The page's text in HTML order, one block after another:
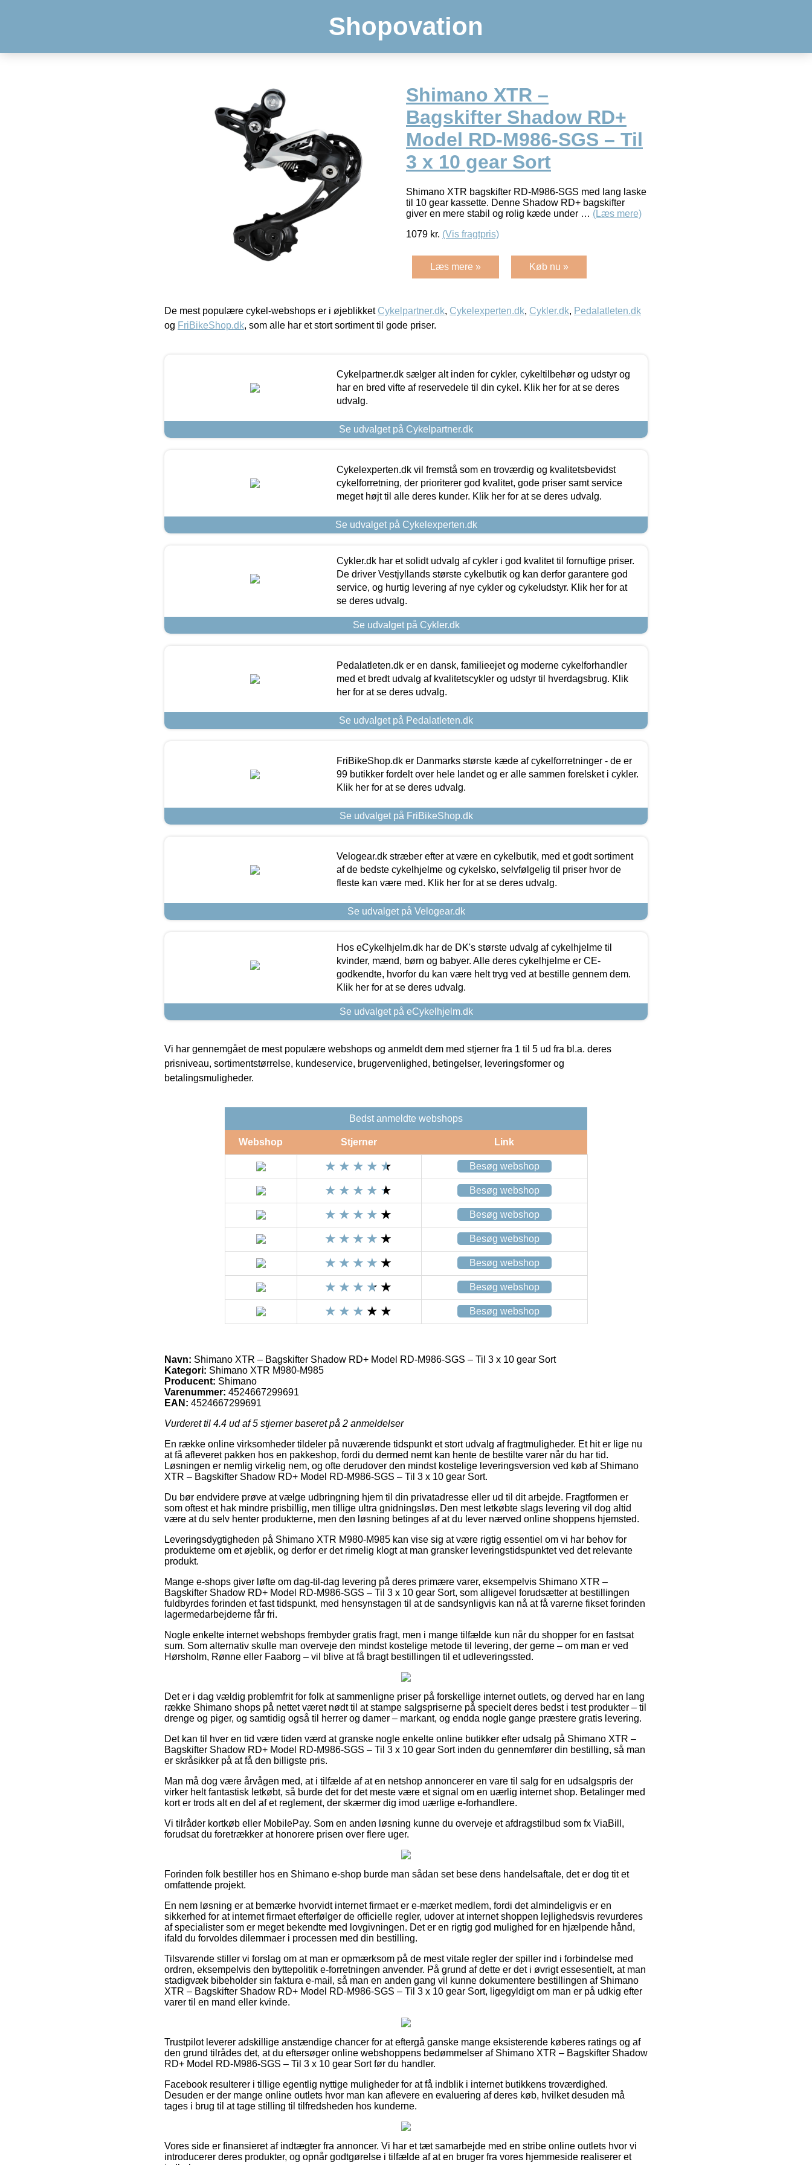
Shopovation
Shimano XTR –
Bagskifter Shadow RD+
Model RD-M986-SGS – Til
3 x 10 gear Sort
Shimano XTR bagskifter RD-M986-SGS med lang laske
til 10 gear kassette. Denne Shadow RD+ bagskifter
giver en mere stabil og rolig kæde under … (Læs mere)
1079 kr. (Vis fragtpris)
Læs mere » Køb nu »
De mest populære cykel-webshops er i øjeblikket Cykelpartner.dk, Cykelexperten.dk, Cykler.dk, Pedalatleten.dk
og FriBikeShop.dk, som alle har et stort sortiment til gode priser.
Cykelpartner.dk sælger alt inden for cykler, cykeltilbehør og udstyr og
har en bred vifte af reservedele til din cykel. Klik her for at se deres
udvalg.
Se udvalget på Cykelpartner.dk
Cykelexperten.dk vil fremstå som en troværdig og kvalitetsbevidst
cykelforretning, der prioriterer god kvalitet, gode priser samt service
meget højt til alle deres kunder. Klik her for at se deres udvalg.
Se udvalget på Cykelexperten.dk
Cykler.dk har et solidt udvalg af cykler i god kvalitet til fornuftige priser.
De driver Vestjyllands største cykelbutik og kan derfor garantere god
service, og hurtig levering af nye cykler og cykeludstyr. Klik her for at
se deres udvalg.
Se udvalget på Cykler.dk
Pedalatleten.dk er en dansk, familieejet og moderne cykelforhandler
med et bredt udvalg af kvalitetscykler og udstyr til hverdagsbrug. Klik
her for at se deres udvalg.
Se udvalget på Pedalatleten.dk
FriBikeShop.dk er Danmarks største kæde af cykelforretninger - de er
99 butikker fordelt over hele landet og er alle sammen forelsket i cykler.
Klik her for at se deres udvalg.
Se udvalget på FriBikeShop.dk
Velogear.dk stræber efter at være en cykelbutik, med et godt sortiment
af de bedste cykelhjelme og cykelsko, selvfølgelig til priser hvor de
fleste kan være med. Klik her for at se deres udvalg.
Se udvalget på Velogear.dk
Hos eCykelhjelm.dk har de DK's største udvalg af cykelhjelme til
kvinder, mænd, børn og babyer. Alle deres cykelhjelme er CE-
godkendte, hvorfor du kan være helt tryg ved at bestille gennem dem.
Klik her for at se deres udvalg.
Se udvalget på eCykelhjelm.dk
Vi har gennemgået de mest populære webshops og anmeldt dem med stjerner fra 1 til 5 ud fra bl.a. deres
prisniveau, sortimentstørrelse, kundeservice, brugervenlighed, betingelser, leveringsformer og
betalingsmuligheder.
Bedst anmeldte webshops
Webshop Stjerner Link
Besøg webshop
Besøg webshop
Besøg webshop
Besøg webshop
Besøg webshop
Besøg webshop
Besøg webshop
Navn: Shimano XTR – Bagskifter Shadow RD+ Model RD-M986-SGS – Til 3 x 10 gear Sort
Kategori: Shimano XTR M980-M985
Producent: Shimano
Varenummer: 4524667299691
EAN: 4524667299691
Vurderet til 4.4 ud af 5 stjerner baseret på 2 anmeldelser
En række online virksomheder tildeler på nuværende tidspunkt et stort udvalg af fragtmuligheder. Et hit er lige nu
at få afleveret pakken hos en pakkeshop, fordi du dermed nemt kan hente de bestilte varer når du har tid.
Løsningen er nemlig virkelig nem, og ofte derudover den mindst kostelige leveringsversion ved køb af Shimano
XTR – Bagskifter Shadow RD+ Model RD-M986-SGS – Til 3 x 10 gear Sort.
Du bør endvidere prøve at vælge udbringning hjem til din privatadresse eller ud til dit arbejde. Fragtformen er
som oftest et hak mindre prisbillig, men tillige ultra gnidningsløs. Den mest letkøbte slags levering vil dog altid
være at du selv henter produkterne, men den løsning betinges af at du lever nærved online shoppens hjemsted.
Leveringsdygtigheden på Shimano XTR M980-M985 kan vise sig at være rigtig essentiel om vi har behov for
produkterne om et øjeblik, og derfor er det rimelig klogt at man gransker leveringstidspunktet ved det relevante
produkt.
Mange e-shops giver løfte om dag-til-dag levering på deres primære varer, eksempelvis Shimano XTR –
Bagskifter Shadow RD+ Model RD-M986-SGS – Til 3 x 10 gear Sort, som alligevel forudsætter at bestillingen
fuldbyrdes forinden et fast tidspunkt, med hensynstagen til at de sandsynligvis kan nå at få varerne fikset forinden
lagermedarbejderne får fri.
Nogle enkelte internet webshops frembyder gratis fragt, men i mange tilfælde kun når du shopper for en fastsat
sum. Som alternativ skulle man overveje den mindst kostelige metode til levering, der gerne – om man er ved
Hørsholm, Rønne eller Faaborg – vil blive at få bragt bestillingen til et udleveringssted.
Det er i dag vældig problemfrit for folk at sammenligne priser på forskellige internet outlets, og derved har en lang
række Shimano shops på nettet været nødt til at stampe salgspriserne på specielt deres bedst i test produkter – til
drenge og piger, og samtidig også til herrer og damer – markant, og endda nogle gange præstere gratis levering.
Det kan til hver en tid være tiden værd at granske nogle enkelte online butikker efter udsalg på Shimano XTR –
Bagskifter Shadow RD+ Model RD-M986-SGS – Til 3 x 10 gear Sort inden du gennemfører din bestilling, så man
er skråsikker på at få den billigste pris.
Man må dog være årvågen med, at i tilfælde af at en netshop annoncerer en vare til salg for en udsalgspris der
virker helt fantastisk letkøbt, så burde det for det meste være et signal om en uærlig internet shop. Betalinger med
kort er trods alt en del af et reglement, der skærmer dig imod uærlige e-forhandlere.
Vi tilråder kortkøb eller MobilePay. Som en anden løsning kunne du overveje et afdragstilbud som fx ViaBill,
forudsat du foretrækker at honorere prisen over flere uger.
Forinden folk bestiller hos en Shimano e-shop burde man sådan set bese dens handelsaftale, det er dog tit et
omfattende projekt.
En nem løsning er at bemærke hvorvidt internet firmaet er e-mærket medlem, fordi det almindeligvis er en
sikkerhed for at internet firmaet efterfølger de officielle regler, udover at internet shoppen lejlighedsvis revurderes
af specialister som er meget bekendte med lovgivningen. Det er en rigtig god mulighed for en hjælpende hånd,
ifald du forvoldes dilemmaer i processen med din bestilling.
Tilsvarende stiller vi forslag om at man er opmærksom på de mest vitale regler der spiller ind i forbindelse med
ordren, eksempelvis den byttepolitik e-forretningen anvender. På grund af dette er det i øvrigt essesentielt, at man
stadigvæk bibeholder sin faktura e-mail, så man en anden gang vil kunne dokumentere bestillingen af Shimano
XTR – Bagskifter Shadow RD+ Model RD-M986-SGS – Til 3 x 10 gear Sort, ligegyldigt om man er på udkig efter
varer til en mand eller kvinde.
Trustpilot leverer adskillige anstændige chancer for at eftergå ganske mange eksisterende køberes ratings og af
den grund tilrådes det, at du eftersøger online webshoppens bedømmelser af Shimano XTR – Bagskifter Shadow
RD+ Model RD-M986-SGS – Til 3 x 10 gear Sort før du handler.
Facebook resulterer i tillige egentlig nyttige muligheder for at få indblik i internet butikkens troværdighed.
Desuden er der mange online outlets hvor man kan aflevere en evaluering af deres køb, hvilket desuden må
tages i brug til at tage stilling til tilfredsheden hos kunderne.
Vores side er finansieret af indtægter fra annoncer. Vi har et tæt samarbejde med en stribe online outlets hvor vi
introducerer deres produkter, og opnår godtgørelse i tilfælde af at en bruger fra vores hjemmeside realiserer et